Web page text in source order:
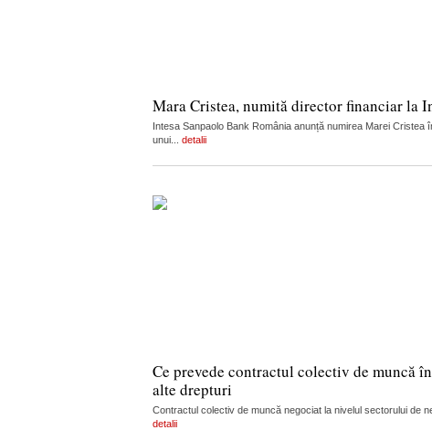
Mara Cristea, numită director financiar la
Intesa Sanpaolo Bank România anunță numirea Marei
unui... detalii
Ce prevede contractul colectiv de muncă
alte drepturi
Contractul colectiv de muncă negociat la nivelul sectorului de
detalii